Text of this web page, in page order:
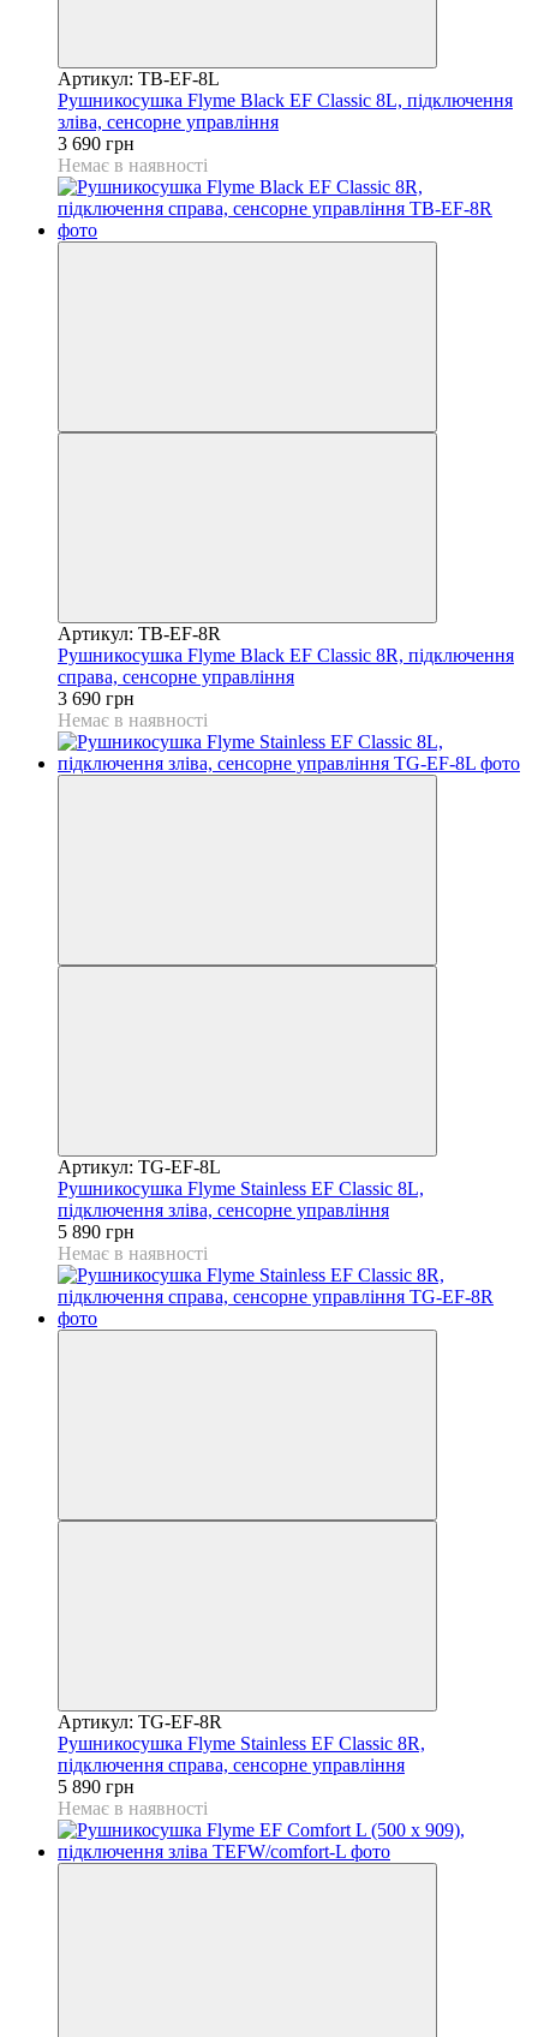
Артикул: TB-EF-8L
Рушникосушка Flyme Black EF Classic 8L, підключення
зліва, сенсорне управління
3 690 грн
Немає в наявності
Артикул: TB-EF-8R
Рушникосушка Flyme Black EF Classic 8R, підключення
справа, сенсорне управління
3 690 грн
Немає в наявності
Артикул: TG-EF-8L
Рушникосушка Flyme Stainless EF Classic 8L,
підключення зліва, сенсорне управління
5 890 грн
Немає в наявності
Артикул: TG-EF-8R
Рушникосушка Flyme Stainless EF Classic 8R,
підключення справа, сенсорне управління
5 890 грн
Немає в наявності